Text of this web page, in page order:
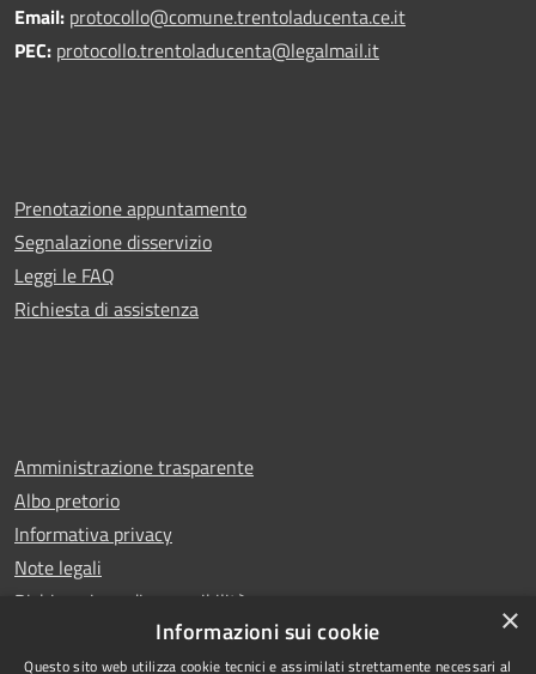
Email: protocollo@comune.trentoladucenta.ce.it
PEC: protocollo.trentoladucenta@legalmail.it
Prenotazione appuntamento
Segnalazione disservizio
Leggi le FAQ
Richiesta di assistenza
Amministrazione trasparente
Albo pretorio
Informativa privacy
Note legali
Dichiarazione di accessibilità
×
Informazioni sui cookie
Questo sito web utilizza cookie tecnici e assimilati strettamente necessari al